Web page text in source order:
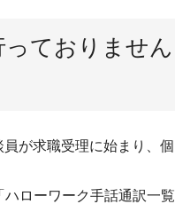
ておりませ
が求職受理に始まり、
ローワーク手話通訳一覧